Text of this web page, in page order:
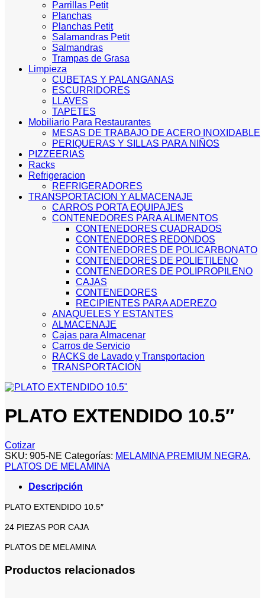
Parrillas Petit
Planchas
Planchas Petit
Salamandras Petit
Salmandras
Trampas de Grasa
Limpieza
CUBETAS Y PALANGANAS
ESCURRIDORES
LLAVES
TAPETES
Mobiliario Para Restaurantes
MESAS DE TRABAJO DE ACERO INOXIDABLE
PERIQUERAS Y SILLAS PARA NIÑOS
PIZZEERIAS
Racks
Refrigeracion
REFRIGERADORES
TRANSPORTACION Y ALMACENAJE
CARROS PORTA EQUIPAJES
CONTENEDORES PARA ALIMENTOS
CONTENEDORES CUADRADOS
CONTENEDORES REDONDOS
CONTENEDORES DE POLICARBONATO
CONTENEDORES DE POLIETILENO
CONTENEDORES DE POLIPROPILENO
CAJAS
CONTENEDORES
RECIPIENTES PARA ADEREZO
ANAQUELES Y ESTANTES
ALMACENAJE
Cajas para Almacenar
Carros de Servicio
RACKS de Lavado y Transportacion
TRANSPORTACION
PLATO EXTENDIDO 10.5″
Cotizar
SKU: 905-NE Categorías: MELAMINA PREMIUM NEGRA,
PLATOS DE MELAMINA
Descripción
PLATO EXTENDIDO 10.5″
24 PIEZAS POR CAJA
PLATOS DE MELAMINA
Productos relacionados